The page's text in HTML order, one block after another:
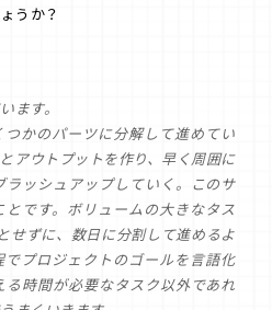
うか？
ます。
かのパーツに分解して進めてい
アウトプットを作り、早く周囲に
ッシュアップしていく。このサ
です。ボリュームの大きなタス
せずに、数日に分割して進めるよ
でプロジェクトのゴールを言語化
時間が必要なタスク以外であれ